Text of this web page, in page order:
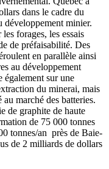
dans le cadre du
développement minier.
forages, les essais
de préfaisabilité. Des
en parallèle ainsi
au développement
également sur une
du minerai, mais
marché des batteries.
de graphite de haute
de 75 000 tonnes
tonnes/an près de Baie-
de 2 milliards de dollars